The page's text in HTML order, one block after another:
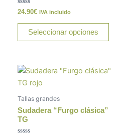
opciones
producto
Valorado
con
0
24.90€ IVA incluido
Seleccionar opciones
se
producto
múltiples
variantes.
Tallas grandes
Sudadera “Furgo clásica”
TG
Este